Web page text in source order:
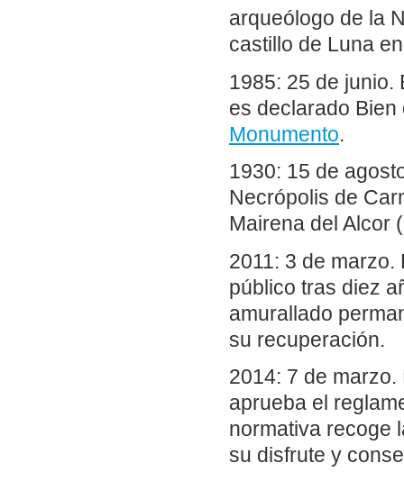
arqueólogo de la
castillo de Luna
1985: 25 de junio.
es declarado
Monumento.
1930: 15 de
Necrópolis de
Mairena del Alcor
2011: 3 de
público tras diez
amurallado
su recuperación.
2014: 7 de
aprueba el
normativa recoge
su disfrute y